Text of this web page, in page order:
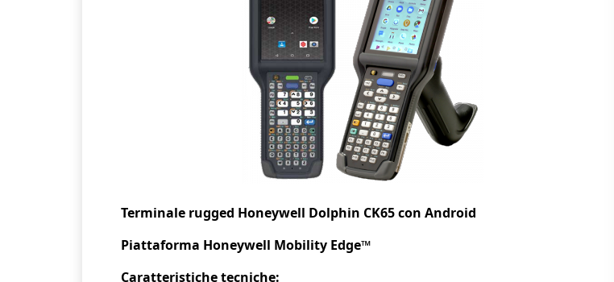
Terminale rugged Honeywell Dolphin CK65 con Android
Piattaforma Honeywell Mobility Edge™
Caratteristiche tecniche: